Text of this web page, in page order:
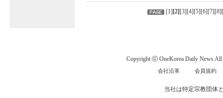
[1] [2] [3][4][5][6][7][8][
Copyright ⓒ OneKorea Daily News All
会社沿革 会員規約
当社は特定宗教団体